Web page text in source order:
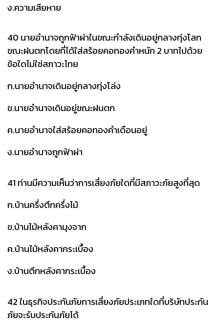
ง.ความเสียหาย
40 นายอำนาจถูกฟ้าผ่าในขณะกำลังเดินอยู่กลางทุ่งโลก
ขณะฝนตกโดยที่ได้ใส่สร้อยคอทองคำหนัก 2 บาทไปด้วย
ข้อใดไม่ใช่สภาวะไทย
ก.นายอำนาจเดินอยู่กลางทุ่งโล่ง
ข.นายอำนาจเดินอยู่ขณะฝนตก
ค.นายอำนาจใส่สร้อยคอทองคำเดือนอยู่
ง.นายอำนาจถูกฟ้าผ่า
41 ท่านมีความเห็นว่าการเสี่ยงภัยใดที่มีสภาวะภัยสูงที่สุด
ก.บ้านครึ่งตึกครึ่งไม้
ข.บ้านไม้หลังคามุงจาก
ค.บ้านไม้หลังคากระเบื้อง
ง.บ้านตึกหลังคากระเบื้อง
42 ในธุรกิจประกันภัยการเสี่ยงภัยประเภทใดที่บริษัทประกัน
ภัยจะรับประกันภัยได้